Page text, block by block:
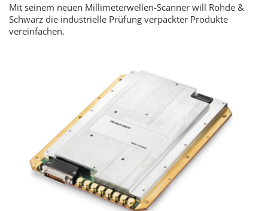
Mit seinem neuen Millimeterwellen-Scanner will Rohde &
Schwarz die industrielle Prüfung verpackter Produkte
vereinfachen.